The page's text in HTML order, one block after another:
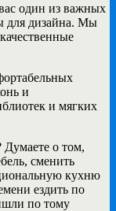
один из важных
для дизайна. Мы
и
и мягких
о том,
сменить
кухню
ездить по
по тому